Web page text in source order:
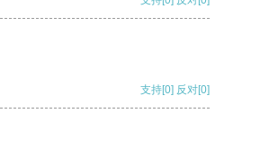
支持[0] 反对[0]